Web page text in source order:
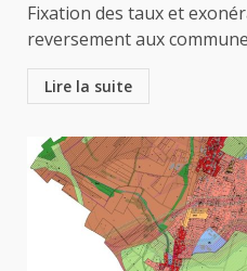
Fixation des taux et
reversement aux
Lire la suite